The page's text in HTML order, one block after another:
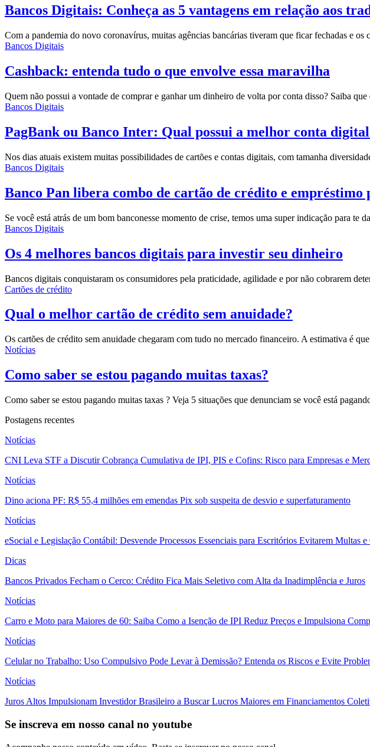
Bancos Digitais: Conheça as 5 vantagens em relação aos
Com a pandemia do novo coronavírus, muitas agências bancárias tiveram que ficar fechadas e os
Bancos Digitais
Cashback: entenda tudo o que envolve essa maravilha
Quem não possui a vontade de comprar e ganhar um dinheiro de volta por conta disso? Saiba
Bancos Digitais
PagBank ou Banco Inter: Qual possui a melhor conta
Nos dias atuais existem muitas possibilidades de cartões e contas digitais, com tamanha
Bancos Digitais
Banco Pan libera combo de cartão de crédito e
Se você está atrás de um bom banconesse momento de crise, temos uma super indicação para te
Bancos Digitais
Os 4 melhores bancos digitais para investir seu dinheiro
Bancos digitais conquistaram os consumidores pela praticidade, agilidade e por não cobrarem
Cartões de crédito
Qual o melhor cartão de crédito sem anuidade?
Os cartões de crédito sem anuidade chegaram com tudo no mercado financeiro. A estimativa é que
Notícias
Como saber se estou pagando muitas taxas?
Como saber se estou pagando muitas taxas ? Veja 5 situações que denunciam se você está
Postagens recentes
Notícias
CNI Leva STF a Discutir Cobrança Cumulativa de IPI, PIS e Cofins: Risco para Empresas e
Notícias
Dino aciona PF: R$ 55,4 milhões em emendas Pix sob suspeita de desvio e superfaturamento
Notícias
eSocial e Legislação Contábil: Desvende Processos Essenciais para Escritórios Evitarem Multas
Dicas
Bancos Privados Fecham o Cerco: Crédito Fica Mais Seletivo com Alta da Inadimplência e Juros
Notícias
Carro e Moto para Maiores de 60: Saiba Como a Isenção de IPI Reduz Preços e Impulsiona
Notícias
Celular no Trabalho: Uso Compulsivo Pode Levar à Demissão? Entenda os Riscos e Evite
Notícias
Juros Altos Impulsionam Investidor Brasileiro a Buscar Lucros Maiores em Financiamentos
Se inscreva em nosso canal no youtube